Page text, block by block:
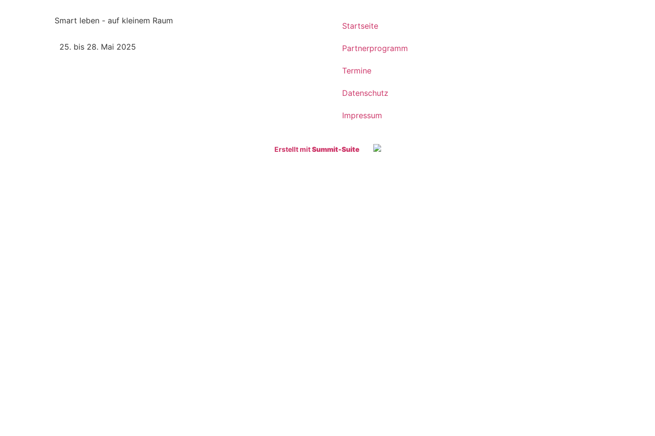
Smart leben - auf kleinem Raum
25. bis 28. Mai 2025​
Startseite
Partnerprogramm
Termine
Datenschutz
Impressum
Erstellt mitSummit-Suite